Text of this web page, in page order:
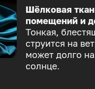
Шёлковая
помещений и
Тонкая,
струится на
может долго
солнце.